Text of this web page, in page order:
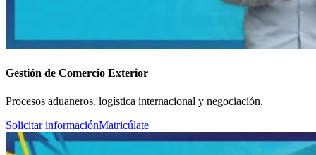
Gestión de Comercio Exterior
Procesos aduaneros, logística internacional y negociación.
Solicitar informaciónMatricúlate